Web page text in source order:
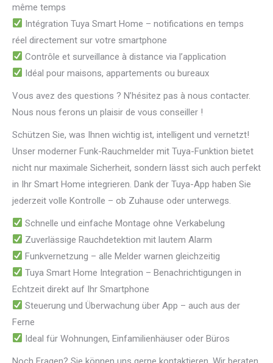
même temps
Intégration Tuya Smart Home – notifications en temps
réel directement sur votre smartphone
Contrôle et surveillance à distance via l’application
Idéal pour maisons, appartements ou bureaux
Vous avez des questions ? N’hésitez pas à nous contacter.
Nous nous ferons un plaisir de vous conseiller !
Schützen Sie, was Ihnen wichtig ist, intelligent und vernetzt!
Unser moderner Funk-Rauchmelder mit Tuya-Funktion bietet
nicht nur maximale Sicherheit, sondern lässt sich auch perfekt
in Ihr Smart Home integrieren. Dank der Tuya-App haben Sie
jederzeit volle Kontrolle – ob Zuhause oder unterwegs.
Schnelle und einfache Montage ohne Verkabelung
Zuverlässige Rauchdetektion mit lautem Alarm
Funkvernetzung – alle Melder warnen gleichzeitig
Tuya Smart Home Integration – Benachrichtigungen in
Echtzeit direkt auf Ihr Smartphone
Steuerung und Überwachung über App – auch aus der
Ferne
Ideal für Wohnungen, Einfamilienhäuser oder Büros